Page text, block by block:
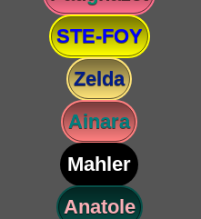
STE-FOY
Zelda
Ainara
Mahler
Anatole